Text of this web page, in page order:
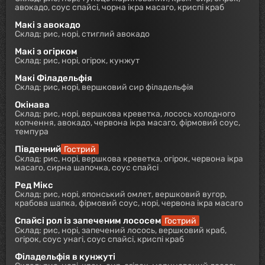
авокадо, соус спайсі, чорна ікра масаго, криспі краб
Макі з авокадо
Склад: рис, норі, стиглий авокадо
Макі з огірком
Склад: рис, норі, огірок, кунжут
Макі Філадельфія
Склад: рис, норі, вершковий сир філадельфія
Окінава
Склад: рис, норі, вершкова креветка, лосось холодного
копчення, авокадо, червона ікра масаго, фірмовий соус,
темпура
Південний Гострий
Склад: рис, норі, вершкова креветка, огірок, червона ікра
масаго, сирна шапочка, соус спайсі
Ред Мікс
Склад: рис, норі, японський омлет, вершковий вугор,
крабова шапка, фірмовий соус, норі, червона ікра масаго
Спайсі рол із запеченим лососем Гострий
Склад: рис, норі, запечений лосось, вершковий краб,
огірок, соус унагі, соус спайсі, криспі краб
Філадельфія в кунжуті